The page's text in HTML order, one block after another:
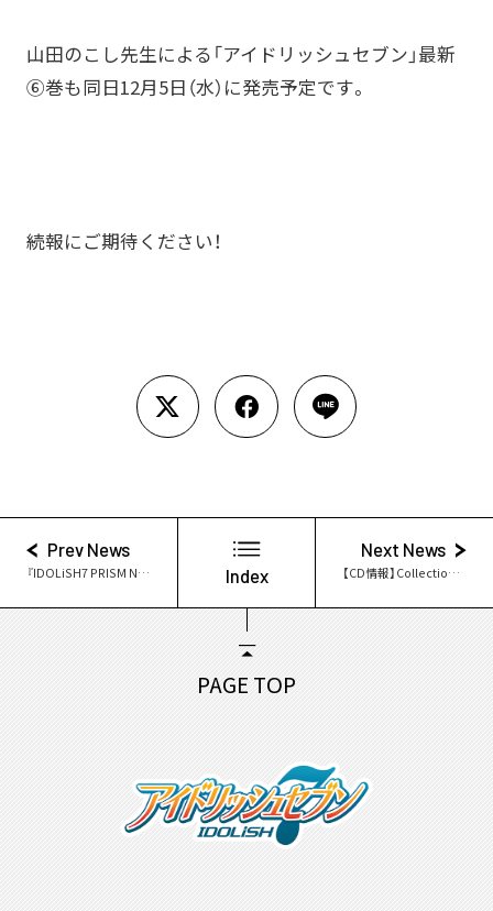
山田のこし先生による「アイドリッシュセブン」最新
⑥巻も同日12月5日（水）に発売予定です。
続報にご期待ください！
Prev News
『IDOLiSH7 PRISM NIGHT』Produced by CG STAR LIVE 大阪公演開催！ Index
Next News
【CD情報】Collection Album vol.1 ジャケット写真・アーティスト写真公開！
PAGE TOP